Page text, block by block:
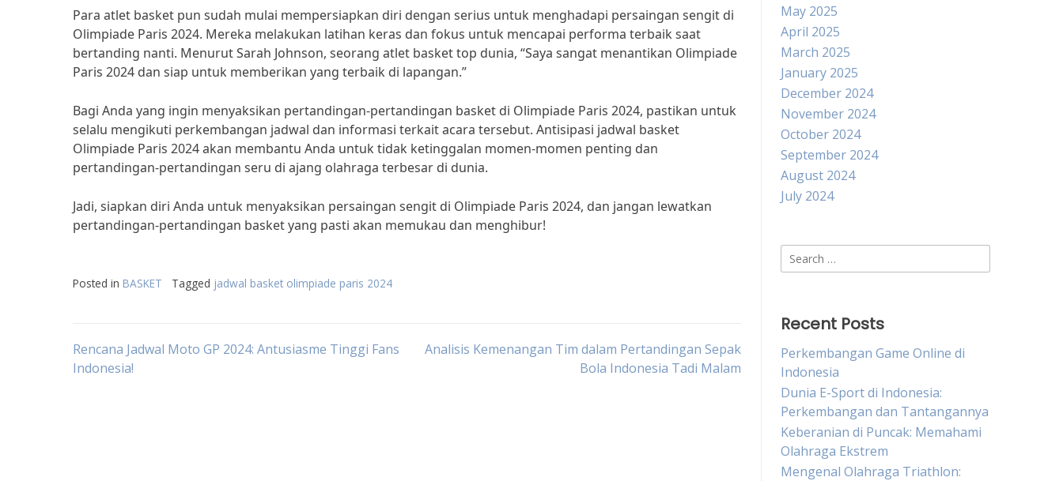
Para atlet basket pun sudah mulai mempersiapkan diri dengan serius untuk menghadapi persaingan sengit di
Olimpiade Paris 2024. Mereka melakukan latihan keras dan fokus untuk mencapai performa terbaik saat
bertanding nanti. Menurut Sarah Johnson, seorang atlet basket top dunia, “Saya sangat menantikan Olimpiade
Paris 2024 dan siap untuk memberikan yang terbaik di lapangan.”
Bagi Anda yang ingin menyaksikan pertandingan-pertandingan basket di Olimpiade Paris 2024, pastikan untuk
selalu mengikuti perkembangan jadwal dan informasi terkait acara tersebut. Antisipasi jadwal basket
Olimpiade Paris 2024 akan membantu Anda untuk tidak ketinggalan momen-momen penting dan
pertandingan-pertandingan seru di ajang olahraga terbesar di dunia.
Jadi, siapkan diri Anda untuk menyaksikan persaingan sengit di Olimpiade Paris 2024, dan jangan lewatkan
pertandingan-pertandingan basket yang pasti akan memukau dan menghibur!
Posted in BASKET Tagged jadwal basket olimpiade paris 2024
Post
Rencana Jadwal Moto GP 2024: Antusiasme Tinggi Fans
Indonesia!
Analisis Kemenangan Tim dalam Pertandingan Sepak
Bola Indonesia Tadi Malam
May 2025
April 2025
March 2025
January 2025
December 2024
November 2024
October 2024
September 2024
August 2024
July 2024
Search
for:
Recent Posts
Perkembangan Game Online di
Indonesia
Dunia E-Sport di Indonesia:
Perkembangan dan Tantangannya
Keberanian di Puncak: Memahami
Olahraga Ekstrem
Mengenal Olahraga Triathlon: